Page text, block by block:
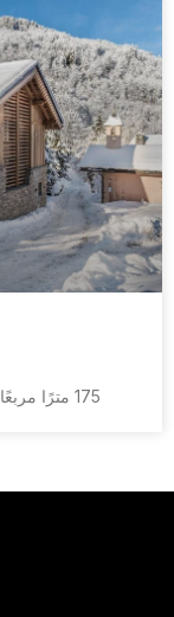
175 مترًا مربعًا – 4 غرف نوم – 7,500 يورو